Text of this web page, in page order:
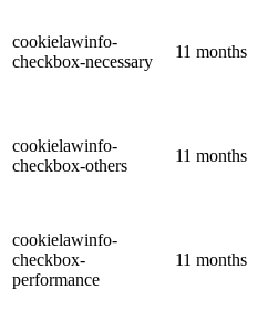
cookielawinfo-
checkbox-necessary
11 months
cookielawinfo-
checkbox-others
11 months
cookielawinfo-
checkbox-
performance
11 months